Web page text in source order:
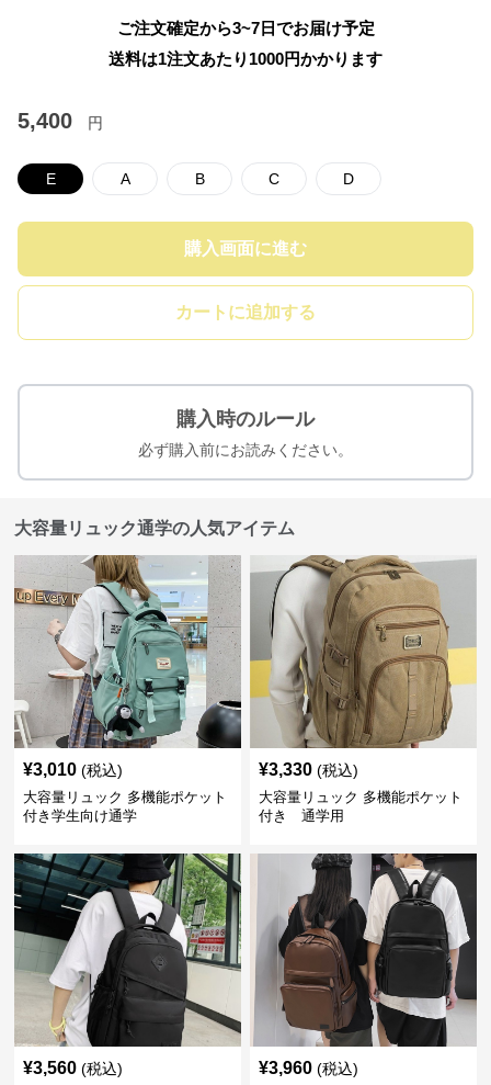
ご注文確定から3~7日でお届け予定
送料は1注文あたり 1000円かかります
5,400 円
E A B C D
購入画面に進む
カートに追加する
購入時のルール
必ず購入前にお読みください。
大容量リュック通学の人気アイテム
¥3,010 (税込)
大容量リュック 多機能ポケット
付き学生向け通学
¥3,330 (税込)
大容量リュック 多機能ポケット
付き 通学用
¥3,560 (税込) ¥3,960 (税込)